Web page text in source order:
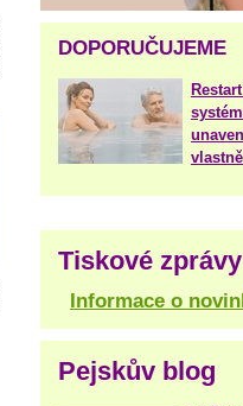
DOPORUČUJEME
Tiskové zprávy
Informace o
Pejskův blog